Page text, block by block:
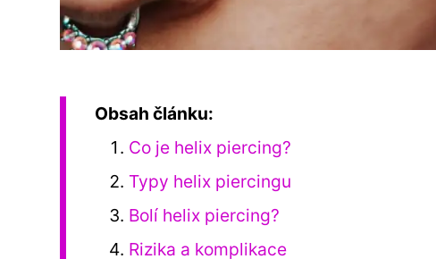
Obsah článku:
Co je helix piercing?
Typy helix piercingu
Bolí helix piercing?
Rizika a komplikace